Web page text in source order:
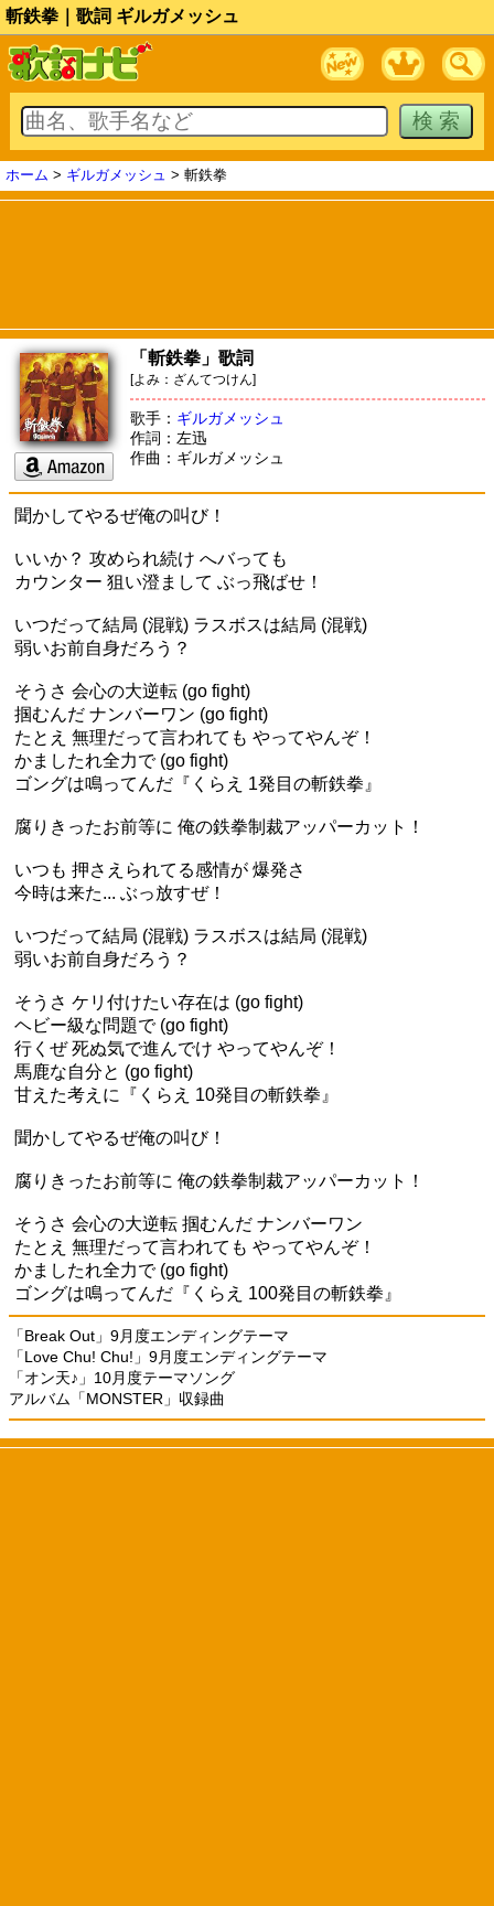
斬鉄拳｜歌詞 ギルガメッシュ
ホーム > ギルガメッシュ > 斬鉄拳
「斬鉄拳」歌詞
[よみ：ざんてつけん]
歌手： ギルガメッシュ
作詞：左迅
作曲：ギルガメッシュ
聞かしてやるぜ俺の叫び！
いいか？ 攻められ続け へバっても
カウンター 狙い澄まして ぶっ飛ばせ！
いつだって結局 (混戦) ラスボスは結局 (混戦)
弱いお前自身だろう？
そうさ 会心の大逆転 (go fight)
掴むんだ ナンバーワン (go fight)
たとえ 無理だって言われても やってやんぞ！
かましたれ全力で (go fight)
ゴングは鳴ってんだ『くらえ 1発目の斬鉄拳』
腐りきったお前等に 俺の鉄拳制裁アッパーカット！
いつも 押さえられてる感情が 爆発さ
今時は来た... ぶっ放すぜ！
いつだって結局 (混戦) ラスボスは結局 (混戦)
弱いお前自身だろう？
そうさ ケリ付けたい存在は (go fight)
ヘビー級な問題で (go fight)
行くぜ 死ぬ気で進んでけ やってやんぞ！
馬鹿な自分と (go fight)
甘えた考えに『くらえ 10発目の斬鉄拳』
聞かしてやるぜ俺の叫び！
腐りきったお前等に 俺の鉄拳制裁アッパーカット！
そうさ 会心の大逆転 掴むんだ ナンバーワン
たとえ 無理だって言われても やってやんぞ！
かましたれ全力で (go fight)
ゴングは鳴ってんだ『くらえ 100発目の斬鉄拳』
「Break Out」9月度エンディングテーマ
「Love Chu! Chu!」9月度エンディングテーマ
「オン天♪」10月度テーマソング
アルバム「MONSTER」収録曲